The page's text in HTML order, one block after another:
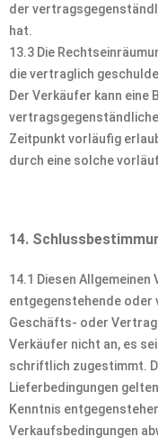
der
hat.
13.3 Die
die vertraglich
Der Verkäufer kann eine
Zeitpunkt vorläufig
durch eine solche
14.
14.1 Diesen
entgegenstehende oder
Geschäfts- oder
Verkäufer nicht an, es
schriftlich zugestimmt.
Lieferbedingungen
Kenntnis
Verkaufsbedingungen